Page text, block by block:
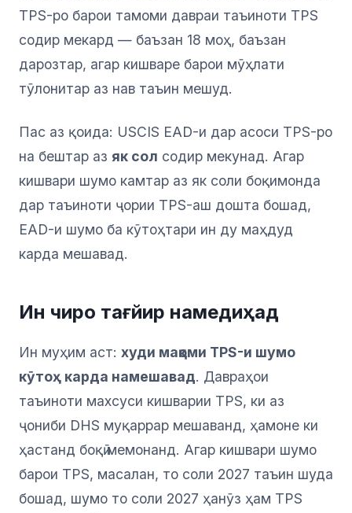
TPS-ро барои тамоми давраи таъиноти TPS
содир мекард — баъзан 18 моҳ, баъзан
дарозтар, агар кишваре барои мӯҳлати
тӯлонитар аз нав таъин мешуд.
Пас аз қоида: USCIS EAD-и дар асоси TPS-ро
на бештар аз як сол содир мекунад. Агар
кишвари шумо камтар аз як соли боқимонда
дар таъиноти ҷории TPS-аш дошта бошад,
EAD-и шумо ба кӯтоҳтари ин ду маҳдуд
карда мешавад.
Ин чиро тағйир намедиҳад
Ин муҳим аст: худи мақоми TPS-и шумо
кӯтоҳ карда намешавад. Давраҳои
таъиноти махсуси кишварии TPS, ки аз
ҷониби DHS муқаррар мешаванд, ҳамоне ки
ҳастанд боқӣ мемонанд. Агар кишвари шумо
барои TPS, масалан, то соли 2027 таъин шуда
бошад, шумо то соли 2027 ҳанӯз ҳам TPS